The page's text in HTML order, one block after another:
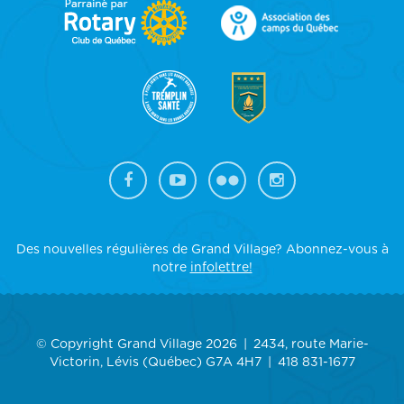
SIDEBAR
Des nouvelles régulières de Grand Village? Abonnez-vous à
notre infolettre!
© Copyright Grand Village 2026
2434, route Marie-
Victorin, Lévis (Québec) G7A 4H7
418 831-1677